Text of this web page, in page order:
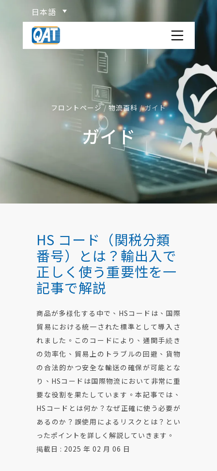
日本語
QAT コンテナヤード
サービス
ISO TANK コンテナ紹介
危険物の分類
フロントページ/ 物流百科 /ガイド
ガイド
HS コード（関税分類
番号）とは？輸出入で
正しく使う重要性を一
記事で解説
商品が多様化する中で、HSコードは、国際
貿易における統一された標準として導入さ
れました。このコードにより、通関手続き
の効率化、貿易上のトラブルの回避、貨物
の合法的かつ安全な輸送の確保が可能とな
り、HSコードは国際物流において非常に重
要な役割を果たしています。本記事では、
HSコードとは何か？なぜ正確に使う必要が
あるのか？誤使用によるリスクとは？とい
ったポイントを詳しく解説していきます。
掲載日 : 2025 年 02 月 06 日